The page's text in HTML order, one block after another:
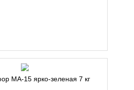
МА-15 ярко-зеленая 7 кг